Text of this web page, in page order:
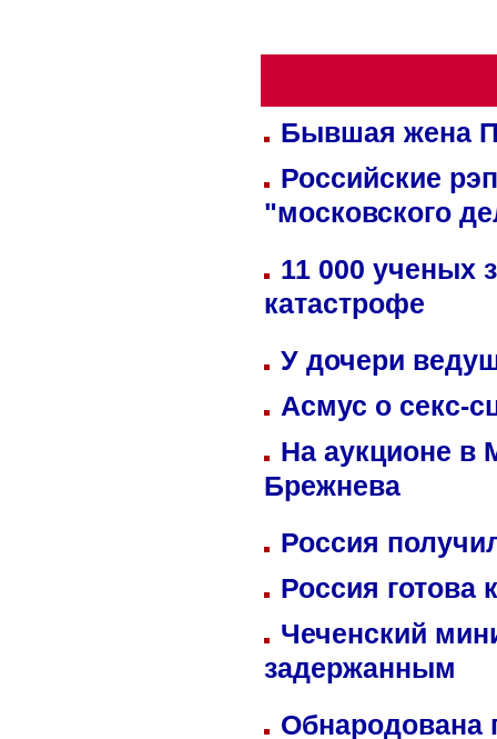
Бывшая жена
Российские
"московского
11 000 ученых
катастрофе
У дочери
Асмус о секс-
На аукционе в
Брежнева
Россия
Россия готова
Чеченский
задержанным
Обнародована